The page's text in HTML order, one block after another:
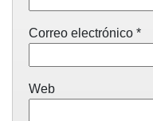
Correo electrónico *
Web